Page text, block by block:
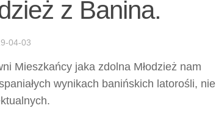
z Banina.
04-03
Mieszkańcy jaka zdolna Młodzież nam
wynikach banińskich latorośli, nie